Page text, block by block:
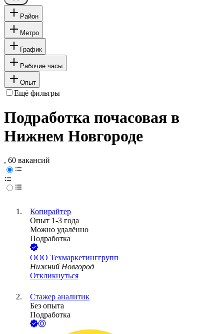
Район
Метро
График
Рабочие часы
Опыт
Ещё фильтры
Подработка почасовая в
Нижнем Новгороде
, 60 вакансий
Копирайтер
Опыт 1-3 года
Можно удалённо
Подработка
ООО Техмаркетинггрупп
Нижний Новгород
Откликнуться
Стажер аналитик
Без опыта
Подработка